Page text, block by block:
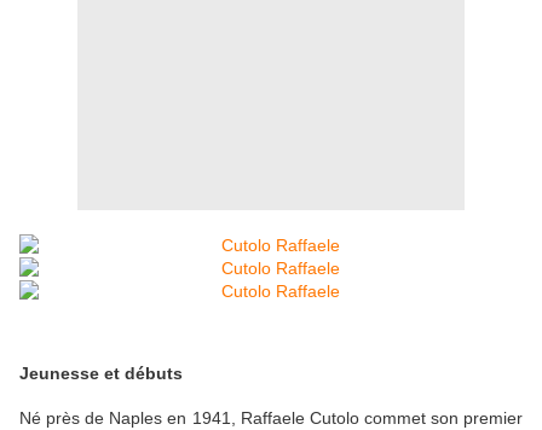
Jeunesse et débuts
Né près de Naples en 1941, Raffaele Cutolo commet son premier